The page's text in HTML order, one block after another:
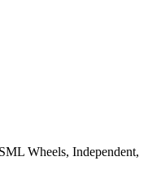
Wheels, Independent,